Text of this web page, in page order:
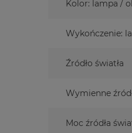
Kolor: lampa /
Wykończenie:
Źródło światła
Wymienne
Moc źródła